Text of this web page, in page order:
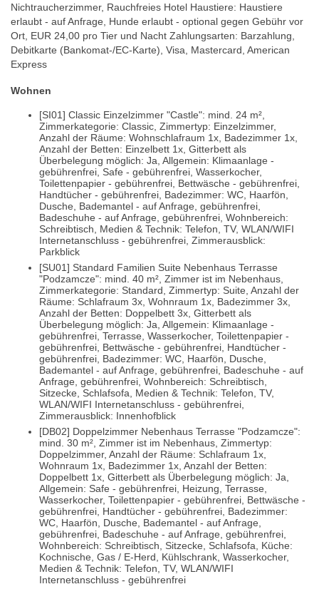
Nichtraucherzimmer, Rauchfreies Hotel Haustiere: Haustiere
erlaubt - auf Anfrage, Hunde erlaubt - optional gegen Gebühr vor
Ort, EUR 24,00 pro Tier und Nacht Zahlungsarten: Barzahlung,
Debitkarte (Bankomat-/EC-Karte), Visa, Mastercard, American
Express
Wohnen
[SI01] Classic Einzelzimmer "Castle": mind. 24 m²,
Zimmerkategorie: Classic, Zimmertyp: Einzelzimmer,
Anzahl der Räume: Wohnschlafraum 1x, Badezimmer 1x,
Anzahl der Betten: Einzelbett 1x, Gitterbett als
Überbelegung möglich: Ja, Allgemein: Klimaanlage -
gebührenfrei, Safe - gebührenfrei, Wasserkocher,
Toilettenpapier - gebührenfrei, Bettwäsche - gebührenfrei,
Handtücher - gebührenfrei, Badezimmer: WC, Haarfön,
Dusche, Bademantel - auf Anfrage, gebührenfrei,
Badeschuhe - auf Anfrage, gebührenfrei, Wohnbereich:
Schreibtisch, Medien & Technik: Telefon, TV, WLAN/WIFI
Internetanschluss - gebührenfrei, Zimmerausblick:
Parkblick
[SU01] Standard Familien Suite Nebenhaus Terrasse
"Podzamcze": mind. 40 m², Zimmer ist im Nebenhaus,
Zimmerkategorie: Standard, Zimmertyp: Suite, Anzahl der
Räume: Schlafraum 3x, Wohnraum 1x, Badezimmer 3x,
Anzahl der Betten: Doppelbett 3x, Gitterbett als
Überbelegung möglich: Ja, Allgemein: Klimaanlage -
gebührenfrei, Terrasse, Wasserkocher, Toilettenpapier -
gebührenfrei, Bettwäsche - gebührenfrei, Handtücher -
gebührenfrei, Badezimmer: WC, Haarfön, Dusche,
Bademantel - auf Anfrage, gebührenfrei, Badeschuhe - auf
Anfrage, gebührenfrei, Wohnbereich: Schreibtisch,
Sitzecke, Schlafsofa, Medien & Technik: Telefon, TV,
WLAN/WIFI Internetanschluss - gebührenfrei,
Zimmerausblick: Innenhofblick
[DB02] Doppelzimmer Nebenhaus Terrasse "Podzamcze":
mind. 30 m², Zimmer ist im Nebenhaus, Zimmertyp:
Doppelzimmer, Anzahl der Räume: Schlafraum 1x,
Wohnraum 1x, Badezimmer 1x, Anzahl der Betten:
Doppelbett 1x, Gitterbett als Überbelegung möglich: Ja,
Allgemein: Safe - gebührenfrei, Heizung, Terrasse,
Wasserkocher, Toilettenpapier - gebührenfrei, Bettwäsche -
gebührenfrei, Handtücher - gebührenfrei, Badezimmer:
WC, Haarfön, Dusche, Bademantel - auf Anfrage,
gebührenfrei, Badeschuhe - auf Anfrage, gebührenfrei,
Wohnbereich: Schreibtisch, Sitzecke, Schlafsofa, Küche:
Kochnische, Gas / E-Herd, Kühlschrank, Wasserkocher,
Medien & Technik: Telefon, TV, WLAN/WIFI
Internetanschluss - gebührenfrei